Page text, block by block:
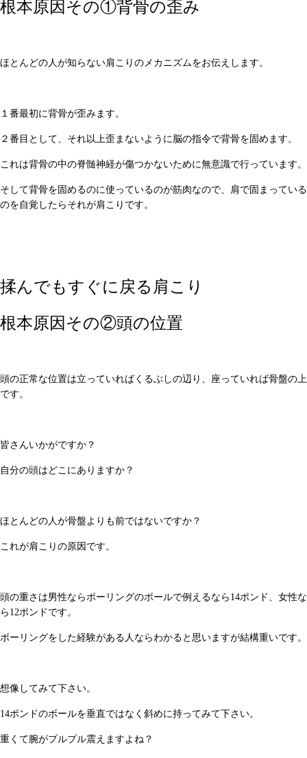
根本原因その①背骨の歪み
ほとんどの人が知らない肩こりのメカニズムをお伝えします。
１番最初に背骨が歪みます。
２番目として、それ以上歪まないように脳の指令で背骨を固めます。
これは背骨の中の脊髄神経が傷つかないために無意識で行っています。
そして背骨を固めるのに使っているのが筋肉なので、肩で固まっている
のを自覚したらそれが肩こりです。
揉んでもすぐに戻る肩こり
根本原因その②頭の位置
頭の正常な位置は立っていればくるぶしの辺り、座っていれば骨盤の上
です。
皆さんいかがですか？
自分の頭はどこにありますか？
ほとんどの人が骨盤よりも前ではないですか？
これが肩こりの原因です。
頭の重さは男性ならボーリングのボールで例えるなら14ポンド、女性な
ら12ポンドです。
ボーリングをした経験がある人ならわかると思いますが結構重いです。
想像してみて下さい。
14ポンドのボールを垂直ではなく斜めに持ってみて下さい。
重くて腕がプルプル震えますよね？